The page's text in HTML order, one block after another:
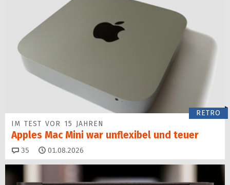
RETRO
IM TEST VOR 15 JAHREN
Apples Mac Mini war unflexibel und teuer
35 Kommentare
01.08.2026